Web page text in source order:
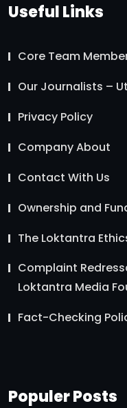
Useful Links
Core Team
Our Journalists –
Privacy Policy
Company About
Contact With Us
Ownership and
The Loktantra
Complaint
Loktantra Media
Fact-Checking
Populer Posts